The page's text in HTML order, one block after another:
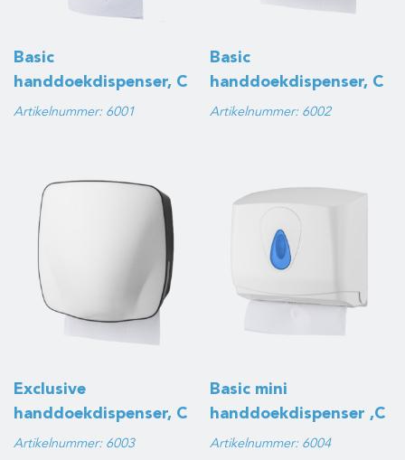
Basic
handdoekdispenser, C
en Z Vouw, wit
Artikelnummer: 6001
Basic
handdoekdispenser, C
en Z Vouw, zwart
Artikelnummer: 6002
Exclusive
handdoekdispenser, C
en Z Vouw
Artikelnummer: 6003
Basic mini
handdoekdispenser ,C
en Z Vouw, wit
Artikelnummer: 6004